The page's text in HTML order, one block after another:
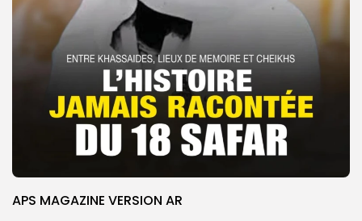
APS MAGAZINE VERSION AR